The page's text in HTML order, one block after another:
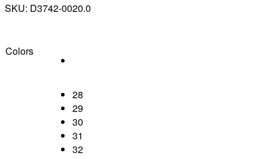
SKU: D3742-0020.0
Colors
28
29
30
31
32